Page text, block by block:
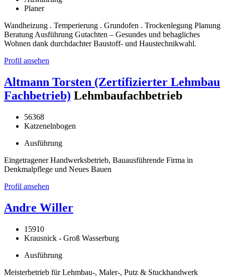
Planer
Wandheizung . Temperierung . Grundofen . Trockenlegung Planung
Beratung Ausführung Gutachten – Gesundes und behagliches
Wohnen dank durchdachter Baustoff- und Haustechnikwahl.
Profil ansehen
Altmann Torsten (Zertifizierter Lehmbau
Fachbetrieb) Lehmbaufachbetrieb
56368
Katzenelnbogen
Ausführung
Eingetragener Handwerksbetrieb, Bauausführende Firma in
Denkmalpflege und Neues Bauen
Profil ansehen
Andre Willer
15910
Krausnick - Groß Wasserburg
Ausführung
Meisterbetrieb für Lehmbau-, Maler-, Putz & Stuckhandwerk